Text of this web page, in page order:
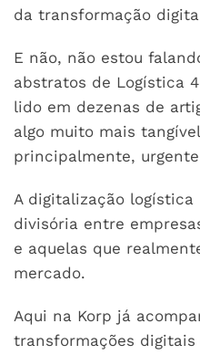
da transformação
E não, não estou
abstratos de Logística
lido em dezenas de
algo muito mais
principalmente,
A digitalização
divisória entre
e aquelas que
mercado.
Aqui na Korp já
transformações